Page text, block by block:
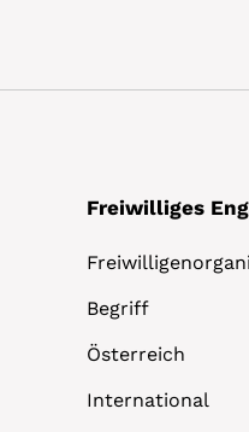
Freiwilliges
Begriff
Österreich
International